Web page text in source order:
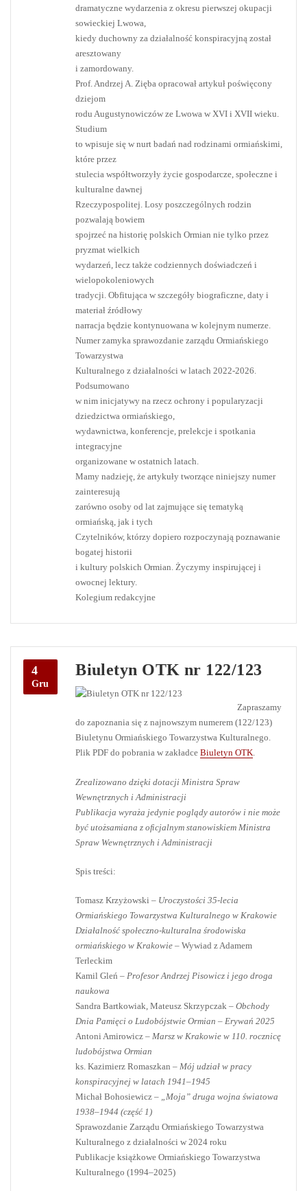
dramatyczne wydarzenia z okresu pierwszej okupacji
sowieckiej Lwowa,
kiedy duchowny za działalność konspiracyjną został
aresztowany
i zamordowany.
Prof. Andrzej A. Zięba opracował artykuł poświęcony
dziejom
rodu Augustynowiczów ze Lwowa w XVI i XVII wieku.
Studium
to wpisuje się w nurt badań nad rodzinami ormiańskimi,
które przez
stulecia współtworzyły życie gospodarcze, społeczne i
kulturalne dawnej
Rzeczypospolitej. Losy poszczególnych rodzin
pozwalają bowiem
spojrzeć na historię polskich Ormian nie tylko przez
pryzmat wielkich
wydarzeń, lecz także codziennych doświadczeń i
wielopokoleniowych
tradycji. Obfitująca w szczegóły biograficzne, daty i
materiał źródłowy
narracja będzie kontynuowana w kolejnym numerze.
Numer zamyka sprawozdanie zarządu Ormiańskiego
Towarzystwa
Kulturalnego z działalności w latach 2022-2026.
Podsumowano
w nim inicjatywy na rzecz ochrony i popularyzacji
dziedzictwa ormiańskiego,
wydawnictwa, konferencje, prelekcje i spotkania
integracyjne
organizowane w ostatnich latach.
Mamy nadzieję, że artykuły tworzące niniejszy numer
zainteresują
zarówno osoby od lat zajmujące się tematyką
ormiańską, jak i tych
Czytelników, którzy dopiero rozpoczynają poznawanie
bogatej historii
i kultury polskich Ormian. Życzymy inspirującej i
owocnej lektury.
Kolegium redakcyjne
4
Gru
Biuletyn OTK nr 122/123
Zapraszamy
do zapoznania się z najnowszym numerem (122/123)
Biuletynu Ormiańskiego Towarzystwa Kulturalnego.
Plik PDF do pobrania w zakładceBiuletyn OTK.
Zrealizowano dzięki dotacji Ministra Spraw
Wewnętrznych i Administracji
Publikacja wyraża jedynie poglądy autorów i nie może
być utożsamiana z oﬁcjalnym stanowiskiem Ministra
Spraw Wewnętrznych i Administracji
Spis treści:
Tomasz Krzyżowski – Uroczystości 35-lecia
Ormiańskiego Towarzystwa Kulturalnego w Krakowie
Działalność społeczno-kulturalna środowiska
ormiańskiego w Krakowie – Wywiad z Adamem
Terleckim
Kamil Gleń –Profesor Andrzej Pisowicz i jego droga
naukowa
Sandra Bartkowiak, Mateusz Skrzypczak – Obchody
Dnia Pamięci o Ludobójstwie Ormian – Erywań 2025
Antoni Amirowicz –Marsz w Krakowie w 110. rocznicę
ludobójstwa Ormian
ks. Kazimierz Romaszkan –Mój udział w pracy
konspiracyjnej w latach 1941–1945
Michał Bohosiewicz – „Moja” druga wojna światowa
1938–1944 (część 1)
Sprawozdanie Zarządu Ormiańskiego Towarzystwa
Kulturalnego z działalności w 2024 roku
Publikacje książkowe Ormiańskiego Towarzystwa
Kulturalnego (1994–2025)